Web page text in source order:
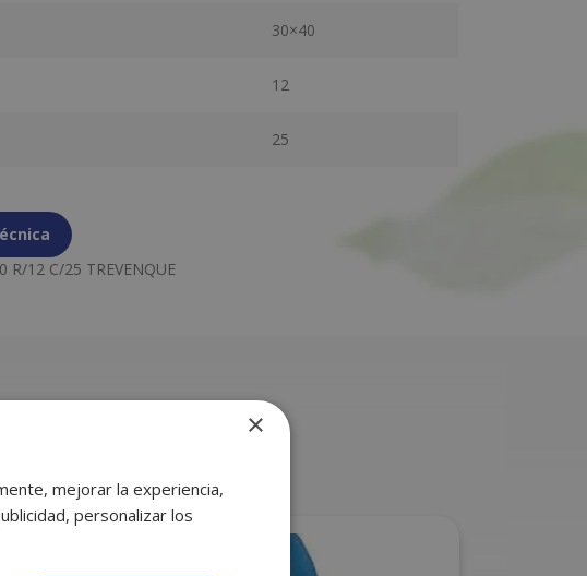
30×40
12
25
R/12 C/25 TREVENQUE
×
mejorar la experiencia,
personalizar los